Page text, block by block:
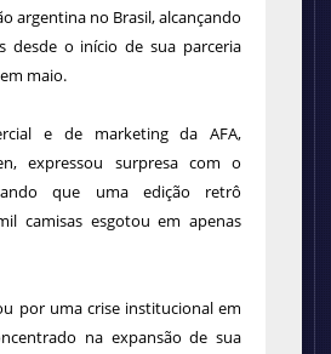
argentina no Brasil, alcançando
desde o início de sua parceria
maio.
e de marketing da AFA,
expressou surpresa com o
que uma edição retrô
camisas esgotou em apenas
por uma crise institucional em
na expansão de sua